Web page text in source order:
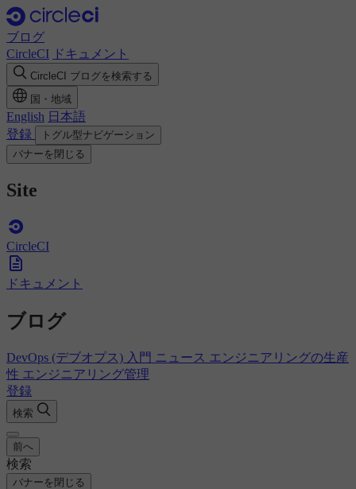
ブログ
CircleCI ドキュメント
CircleCI ブログを検索する
国・地域
English 日本語
登録
トグル型ナビゲーション
バナーを閉じる
Site
CircleCI
ドキュメント
ブログ
DevOps (デブオプス) 入門 ニュース エンジニアリングの生産
性 エンジニアリング管理
登録
検索
前へ
検索
バナーを閉じる